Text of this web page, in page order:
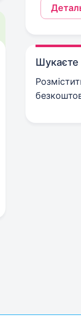
Шукаєте